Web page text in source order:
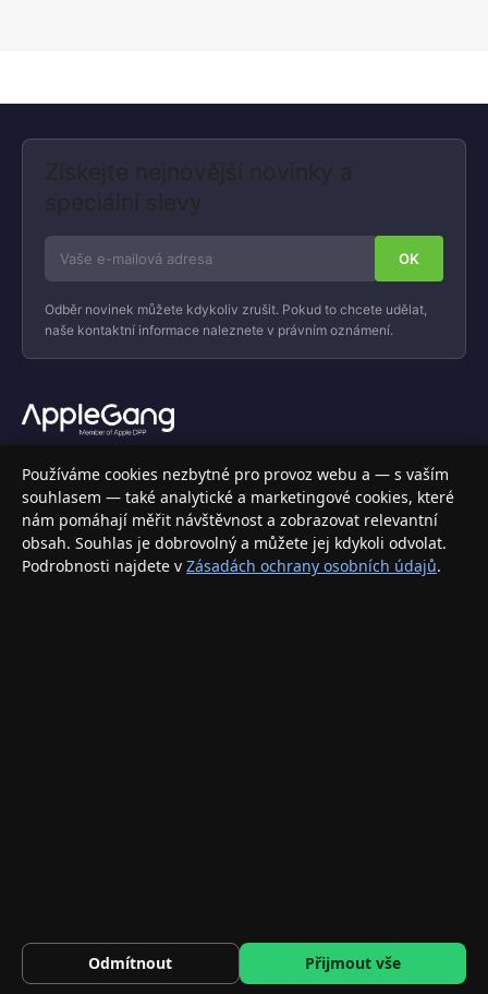
Získejte nejnovější novinky a
speciální slevy
Odběr novinek můžete kdykoliv zrušit. Pokud to chcete udělat,
naše kontaktní informace naleznete v právním oznámení.
Váš specializovaný obchod s Apple produkty, příslušenstvím a
elektronikou. Nakupujte bezpečně a s jistotou.
INFORMACE
Doprava a doručení
© 2026 AppleGang.cz – Všechna práva vyhrazena
Používáme cookies nezbytné pro provoz webu a — s vaším
souhlasem — také analytické a marketingové cookies, které
nám pomáhají měřit návštěvnost a zobrazovat relevantní
obsah. Souhlas je dobrovolný a můžete jej kdykoli odvolat.
Podrobnosti najdete v Zásadách ochrany osobních údajů.
Odmítnout Přijmout vše